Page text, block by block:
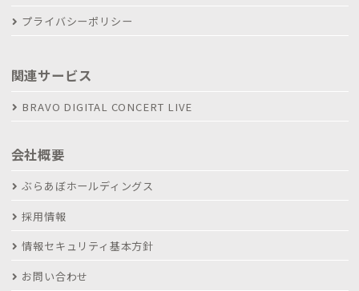
プライバシーポリシー
関連サービス
BRAVO DIGITAL CONCERT LIVE
会社概要
ぶらあぼホールディングス
採用情報
情報セキュリティ基本方針
お問い合わせ